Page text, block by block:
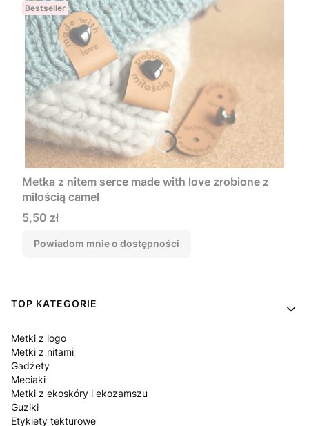
Bestseller
Metka z nitem serce made with love zrobione z
miłością camel
Cena
5,50 zł
Powiadom mnie o dostępności
Linki w stopce
TOP KATEGORIE
Metki z logo
Metki z nitami
Gadżety
Meciaki
Metki z ekoskóry i ekozamszu
Guziki
Etykiety tekturowe